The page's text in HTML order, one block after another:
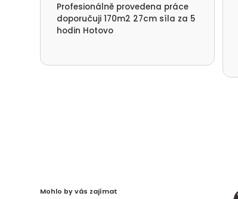
Profesionálně provedena práce
doporučuji 170m2 27cm síla za 5
hodin Hotovo
Mohlo by vás zajímat